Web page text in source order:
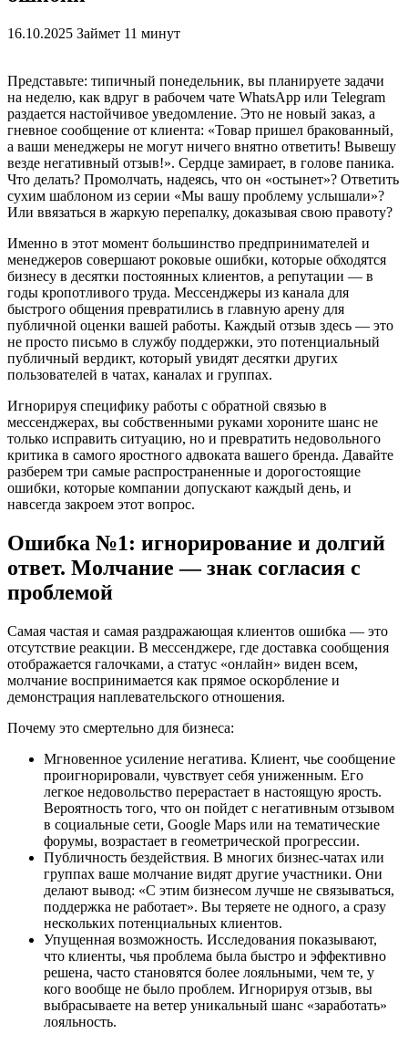
16.10.2025 Займет 11 минут
Представьте: типичный понедельник, вы планируете задачи
на неделю, как вдруг в рабочем чате WhatsApp или Telegram
раздается настойчивое уведомление. Это не новый заказ, а
гневное сообщение от клиента: «Товар пришел бракованный,
а ваши менеджеры не могут ничего внятно ответить! Вывешу
везде негативный отзыв!». Сердце замирает, в голове паника.
Что делать? Промолчать, надеясь, что он «остынет»? Ответить
сухим шаблоном из серии «Мы вашу проблему услышали»?
Или ввязаться в жаркую перепалку, доказывая свою правоту?
Именно в этот момент большинство предпринимателей и
менеджеров совершают роковые ошибки, которые обходятся
бизнесу в десятки постоянных клиентов, а репутации — в
годы кропотливого труда. Мессенджеры из канала для
быстрого общения превратились в главную арену для
публичной оценки вашей работы. Каждый отзыв здесь — это
не просто письмо в службу поддержки, это потенциальный
публичный вердикт, который увидят десятки других
пользователей в чатах, каналах и группах.
Игнорируя специфику работы с обратной связью в
мессенджерах, вы собственными руками хороните шанс не
только исправить ситуацию, но и превратить недовольного
критика в самого яростного адвоката вашего бренда. Давайте
разберем три самые распространенные и дорогостоящие
ошибки, которые компании допускают каждый день, и
навсегда закроем этот вопрос.
Ошибка №1: игнорирование и долгий
ответ. Молчание — знак согласия с
проблемой
Самая частая и самая раздражающая клиентов ошибка — это
отсутствие реакции. В мессенджере, где доставка сообщения
отображается галочками, а статус «онлайн» виден всем,
молчание воспринимается как прямое оскорбление и
демонстрация наплевательского отношения.
Почему это смертельно для бизнеса:
Мгновенное усиление негатива. Клиент, чье сообщение
проигнорировали, чувствует себя униженным. Его
легкое недовольство перерастает в настоящую ярость.
Вероятность того, что он пойдет с негативным отзывом
в социальные сети, Google Maps или на тематические
форумы, возрастает в геометрической прогрессии.
Публичность бездействия. В многих бизнес-чатах или
группах ваше молчание видят другие участники. Они
делают вывод: «С этим бизнесом лучше не связываться,
поддержка не работает». Вы теряете не одного, а сразу
нескольких потенциальных клиентов.
Упущенная возможность. Исследования показывают,
что клиенты, чья проблема была быстро и эффективно
решена, часто становятся более лояльными, чем те, у
кого вообще не было проблем. Игнорируя отзыв, вы
выбрасываете на ветер уникальный шанс «заработать»
лояльность.